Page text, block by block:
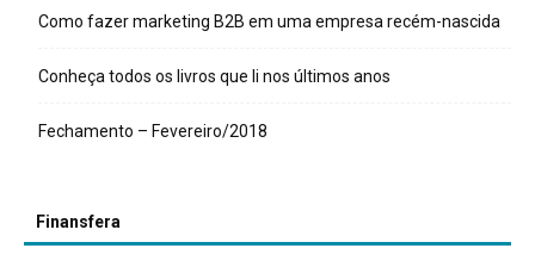
Como fazer marketing B2B em uma empresa recém-nascida
Conheça todos os livros que li nos últimos anos
Fechamento – Fevereiro/2018
Finansfera